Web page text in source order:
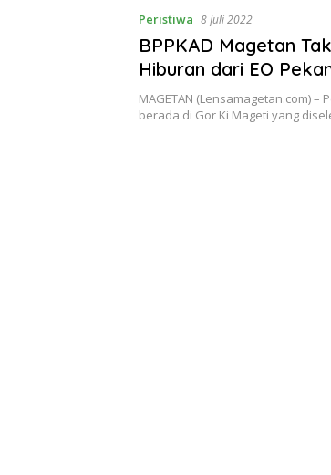
Peristiwa 8 Juli 2022
BPPKAD Magetan
Hiburan dari EO
MAGETAN (Lensamagetan.com) –
berada di Gor Ki Mageti yang